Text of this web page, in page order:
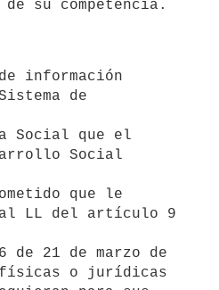
de
Social que el
Social
que le
LL del artículo 9
de 21 de marzo de
físicas o jurídicas